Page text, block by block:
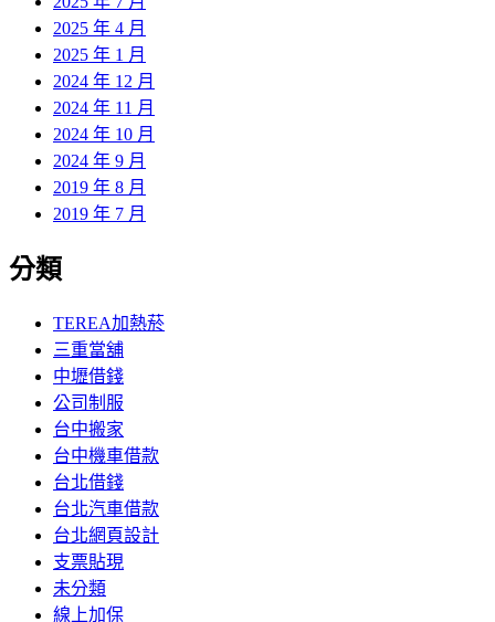
2025 年 4 月
2025 年 1 月
2024 年 12 月
2024 年 11 月
2024 年 10 月
2024 年 9 月
2019 年 8 月
2019 年 7 月
分類
TEREA加熱菸
三重當舖
中壢借錢
公司制服
台中搬家
台中機車借款
台北借錢
台北汽車借款
台北網頁設計
支票貼現
未分類
線上加保